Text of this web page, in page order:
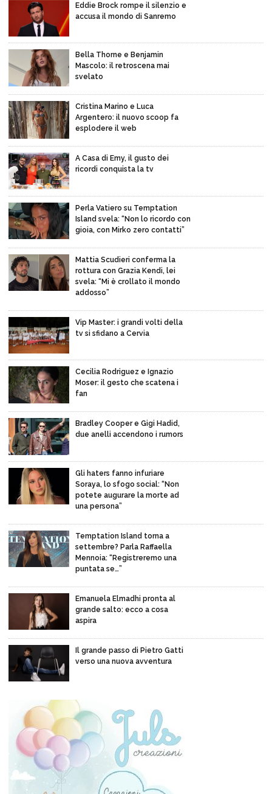
Eddie Brock rompe il silenzio e
accusa il mondo di Sanremo
Bella Thorne e Benjamin
Mascolo: il retroscena mai
svelato
Cristina Marino e Luca
Argentero: il nuovo scoop fa
esplodere il web
A Casa di Emy, il gusto dei
ricordi conquista la tv
Perla Vatiero su Temptation
Island svela: “Non lo ricordo con
gioia, con Mirko zero contatti”
Mattia Scudieri conferma la
rottura con Grazia Kendi, lei
svela: “Mi è crollato il mondo
addosso”
Vip Master: i grandi volti della
tv si sfidano a Cervia
Cecilia Rodriguez e Ignazio
Moser: il gesto che scatena i
fan
Bradley Cooper e Gigi Hadid,
due anelli accendono i rumors
Gli haters fanno infuriare
Soraya, lo sfogo social: “Non
potete augurare la morte ad
una persona”
Temptation Island torna a
settembre? Parla Raffaella
Mennoia: “Registreremo una
puntata se…”
Emanuela Elmadhi pronta al
grande salto: ecco a cosa
aspira
Il grande passo di Pietro Gatti
verso una nuova avventura